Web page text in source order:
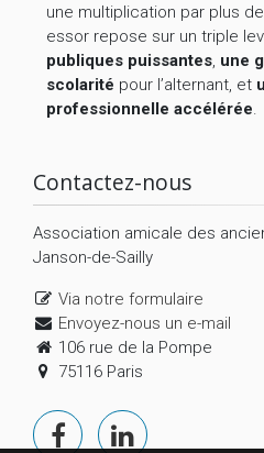
une multiplication par plus
essor repose sur un triple
publiques puissantes, une
scolarité pour l’alternant, et
professionnelle accélérée.
Contactez-nous
Association amicale des
Janson-de-Sailly
Via notre formulaire
Envoyez-nous un e-mail
106 rue de la Pompe
75116 Paris